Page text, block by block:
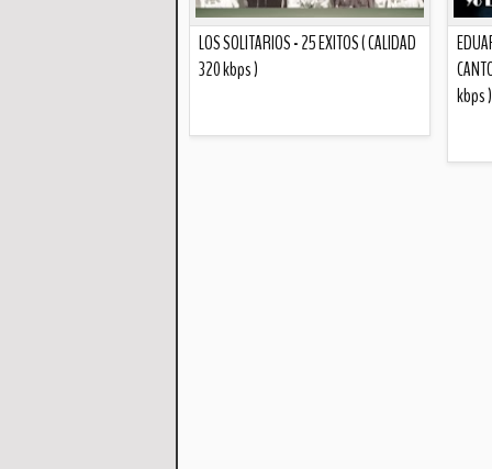
LOS SOLITARIOS - 25 EXITOS ( CALIDAD
320 kbps )
kbps )